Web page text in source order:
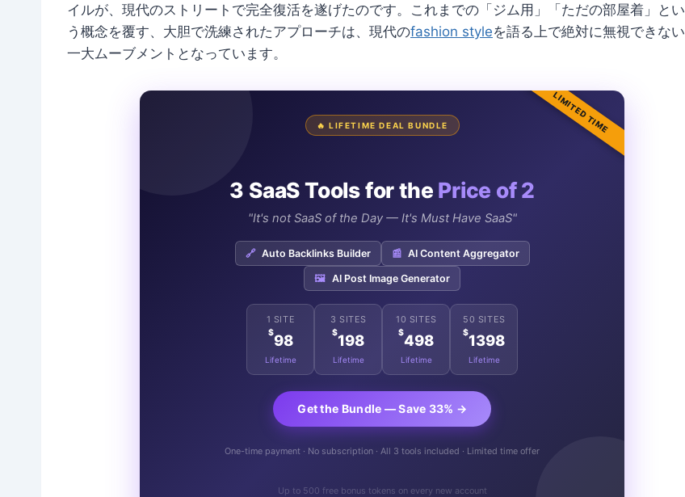
イルが、現代のストリートで完全復活を遂げたのです。これまでの「ジム用」「ただの部屋着」とい
う概念を覆す、大胆で洗練されたアプローチは、現代のfashion styleを語る上で絶対に無視できない
一大ムーブメントとなっています。
LIMITED TIME
🔥 LIFETIME DEAL BUNDLE
3 SaaS Tools for the Price of 2
"It's not SaaS of the Day — It's Must Have SaaS"
🔗 Auto Backlinks Builder 📰 AI Content Aggregator
🖼️ AI Post Image Generator
1 SITE
$98
Lifetime
3 SITES
$198
Lifetime
10 SITES
$498
Lifetime
50 SITES
$1398
Lifetime
Get the Bundle — Save 33% →
One-time payment · No subscription · All 3 tools included · Limited time offer
Up to 500 free bonus tokens on every new account